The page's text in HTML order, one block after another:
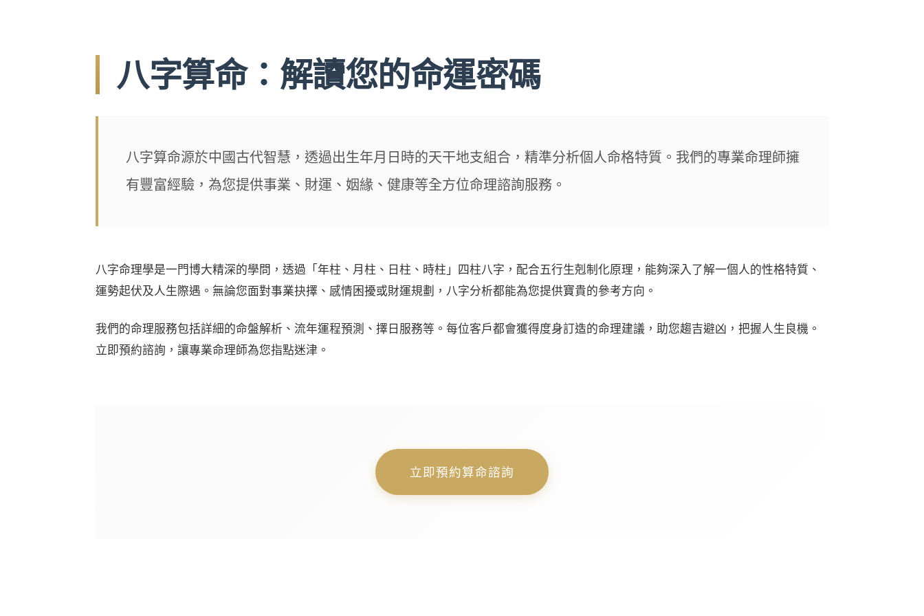
八字算命：解讀您的命運密碼
八字算命源於中國古代智慧，透過出生年月日時的天干地支組合，精準分析個人命格特質。我們的專業命理師擁
有豐富經驗，為您提供事業、財運、姻緣、健康等全方位命理諮詢服務。
八字命理學是一門博大精深的學問，透過「年柱、月柱、日柱、時柱」四柱八字，配合五行生剋制化原理，能夠深入了解一個人的性格特質、
運勢起伏及人生際遇。無論您面對事業抉擇、感情困擾或財運規劃，八字分析都能為您提供寶貴的參考方向。
我們的命理服務包括詳細的命盤解析、流年運程預測、擇日服務等。每位客戶都會獲得度身訂造的命理建議，助您趨吉避凶，把握人生良機。
立即預約諮詢，讓專業命理師為您指點迷津。
立即預約算命諮詢